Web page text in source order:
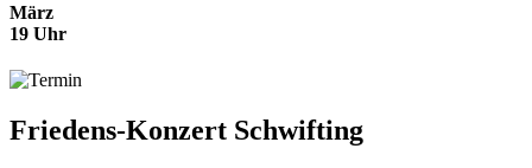
März
19 Uhr
Friedens-Konzert Schwifting